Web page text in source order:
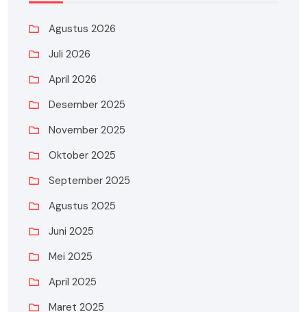
Agustus 2026
Juli 2026
April 2026
Desember 2025
November 2025
Oktober 2025
September 2025
Agustus 2025
Juni 2025
Mei 2025
April 2025
Maret 2025